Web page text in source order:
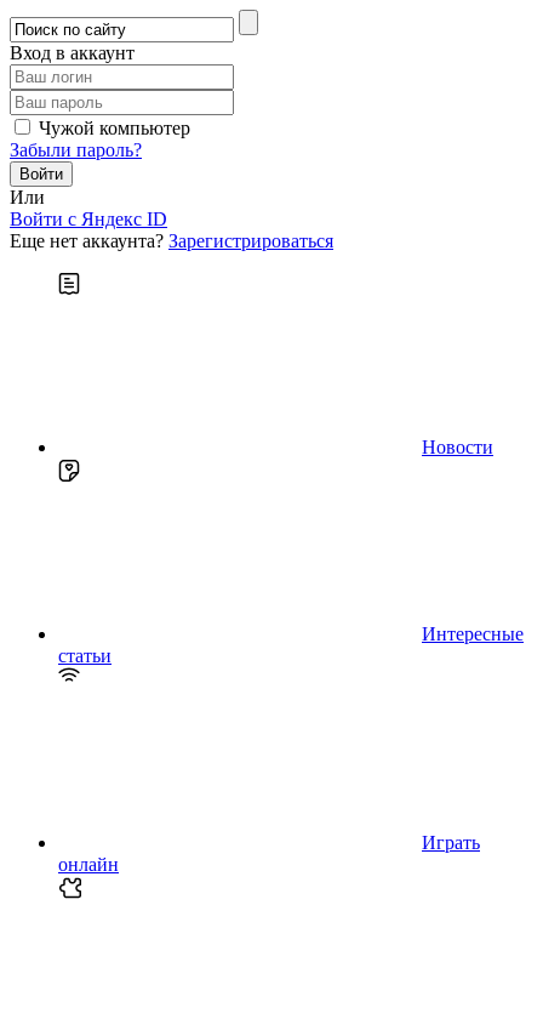
Вход в аккаунт
Чужой компьютер
Забыли пароль?
Или
Войти c Яндекс ID
Еще нет аккаунта? Зарегистрироваться
Новости
Интересные
статьи
Играть
онлайн